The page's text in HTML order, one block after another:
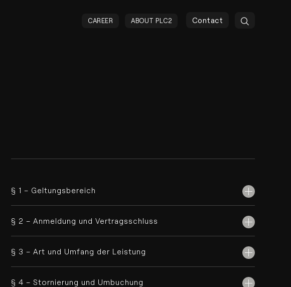
CAREER ABOUT PLC2 Contact
§ 1 – Geltungsbereich
§ 2 – Anmeldung und Vertragsschluss
§ 3 – Art und Umfang der Leistung
§ 4 – Stornierung und Umbuchung